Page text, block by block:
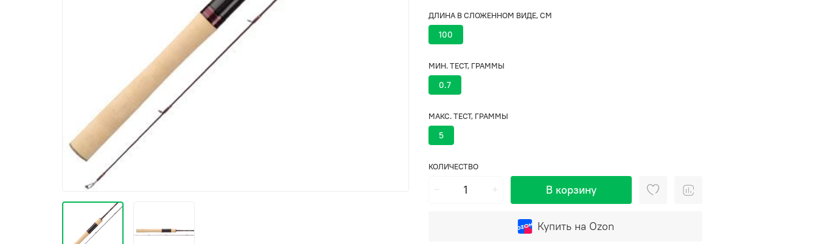
КОЛИЧЕСТВО
В корзину
Купить на Ozon
ДЛИНА В СЛОЖЕННОМ ВИДЕ, СМ
100
МИН. ТЕСТ, ГРАММЫ
0.7
МАКС. ТЕСТ, ГРАММЫ
5